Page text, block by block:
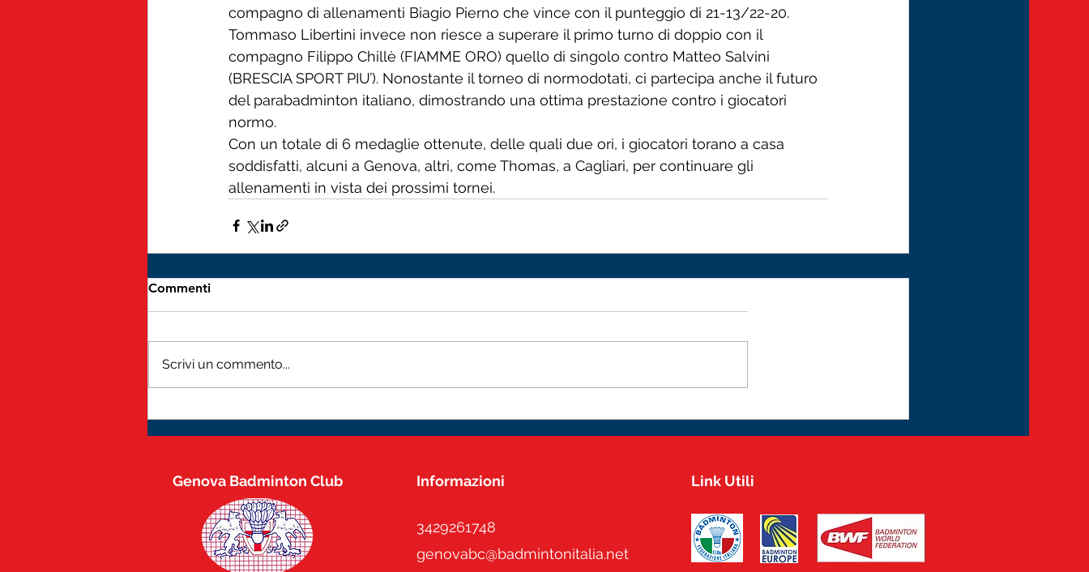
compagno di allenamenti Biagio Pierno che vince con il punteggio di 21-13/22-20.
Tommaso Libertini invece non riesce a superare il primo turno di doppio con il
compagno Filippo Chillè (FIAMME ORO) quello di singolo contro Matteo Salvini
(BRESCIA SPORT PIU’). Nonostante il torneo di normodotati, ci partecipa anche il futuro
del parabadminton italiano, dimostrando una ottima prestazione contro i giocatori
normo.
Con un totale di 6 medaglie ottenute, delle quali due ori, i giocatori torano a casa
soddisfatti, alcuni a Genova, altri, come Thomas, a Cagliari, per continuare gli
allenamenti in vista dei prossimi tornei.
Commenti
Scrivi un commento...
Genova Badminton Club Informazioni Link Utili
3429261748
genovabc@badmintonitalia.net